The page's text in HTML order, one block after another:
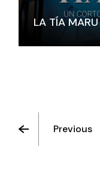
LA TÍA MARU
Previous